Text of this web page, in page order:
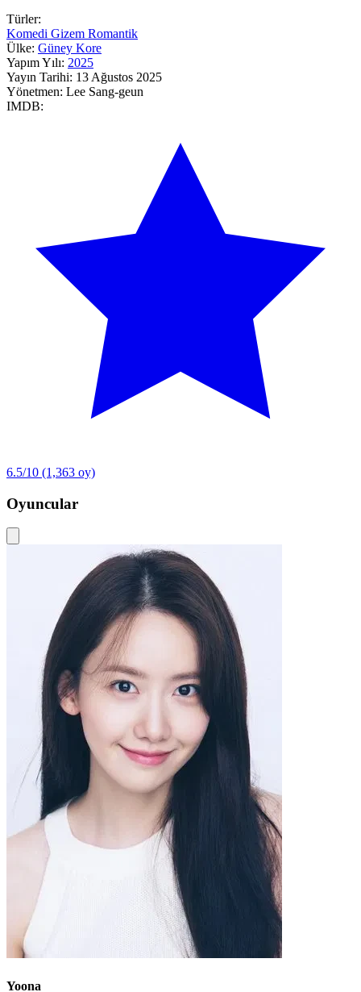
Türler:
Komedi Gizem Romantik
Ülke: Güney Kore
Yapım Yılı: 2025
Yayın Tarihi: 13 Ağustos 2025
Yönetmen: Lee Sang-geun
IMDB:
6.5/10 (1,363 oy)
Oyuncular
Yoona